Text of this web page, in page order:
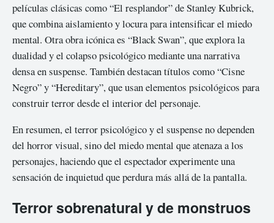
películas clásicas como “El resplandor” de Stanley Kubrick,
que combina aislamiento y locura para intensificar el miedo
mental. Otra obra icónica es “Black Swan”, que explora la
dualidad y el colapso psicológico mediante una narrativa
densa en suspense. También destacan títulos como “Cisne
Negro” y “Hereditary”, que usan elementos psicológicos para
construir terror desde el interior del personaje.
En resumen, el terror psicológico y el suspense no dependen
del horror visual, sino del miedo mental que atenaza a los
personajes, haciendo que el espectador experimente una
sensación de inquietud que perdura más allá de la pantalla.
Terror sobrenatural y de monstruos